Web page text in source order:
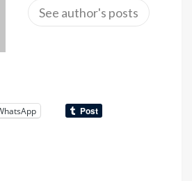
See author's posts